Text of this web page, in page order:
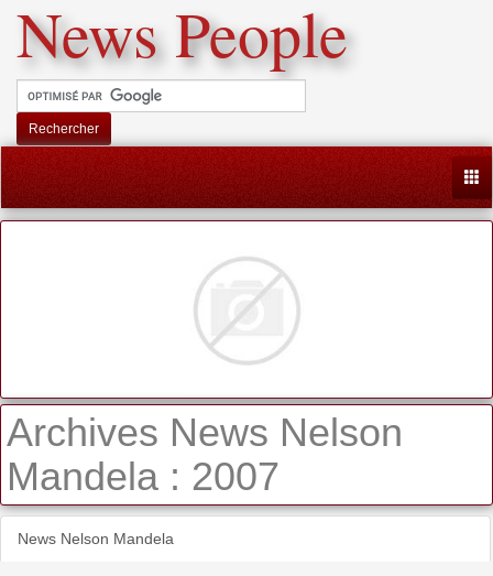
News People
Rechercher
Archives News Nelson
Mandela : 2007
News Nelson Mandela